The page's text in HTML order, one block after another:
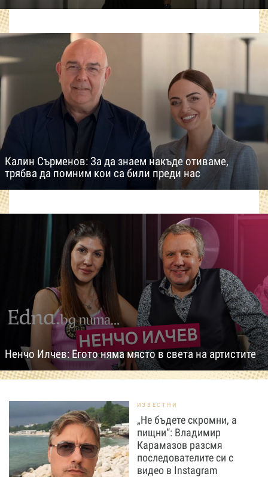
Калин Сърменов: За да знаем накъде отиваме,
трябва да помним кои са били преди нас
Ненчо Илчев: Егото няма място в света на артистите
ИЗВЕСТНИ
„Не бъдете скромни, а
пищни“: Владимир
Карамазов разсмя
последователите си с
видео в Instagram